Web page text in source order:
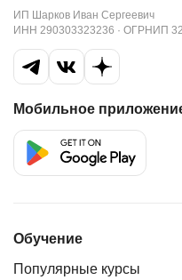
ИП Шарков Иван Сергеевич
ИНН 290303323236 · ОГРНИП
Мобильное
Обучение
Популярные курсы